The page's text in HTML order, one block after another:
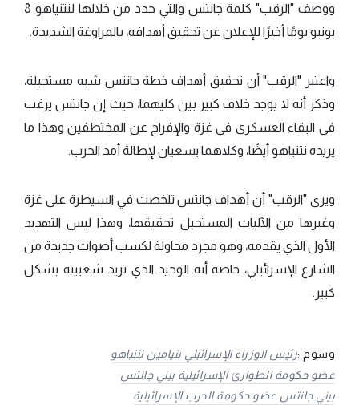
ووصف "الرقب" كلمة جانتس والتي حدد من خلالها لنتنياهو 8
يونيو يومًا أخيرًا للإعلان عن تحقيق أهدافه، بالمراوغة الشديدة.
واعتبر "الرقب" أن تحقيق أهداف خطة جانتس شبه مستحيلة،
وذكر أنه لا يوجد خلاف كبير بين كليهما، حيث إن جانتس يرغب
في البقاء العسكري في غزة والإفراج عن المختطفين وهذا ما
يريده نتنياهو أيضًا، وكلاهما يسعيان لإطالة أمد الحرب.
ويرى "الرقب" أن أهداف جانتس تلخصت في السيطرة على غزة
وغيرها من الآليات المستحيل تحقيقها، وهذا ليس التهديد
الأول الذي يقدمه، وهو مجرد محاولة لكسب أصوات جديدة من
الشارع الإسرائيلي، خاصة أنه الوحيد الذي تزيد شعبيته بشكل
كبير.
وسوم :رئيس الوزراء الإسرائيلي بنيامين نتنياهو
عضو حكومة الطوارئ الإسرائيلية بيني جانتس
بيني جانتس عضو حكومة الحرب الإسرائيلية